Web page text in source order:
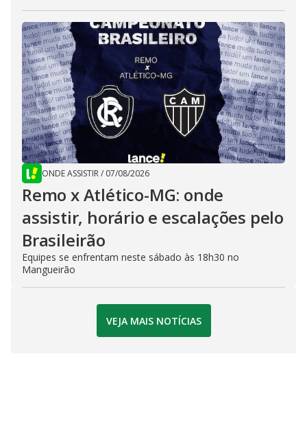
ONDE ASSISTIR/ 07/08/2026
Remo x Atlético-MG: onde
assistir, horário e escalações pelo
Brasileirão
Equipes se enfrentam neste sábado às 18h30 no
Mangueirão
VEJA MAIS NOTÍCIAS